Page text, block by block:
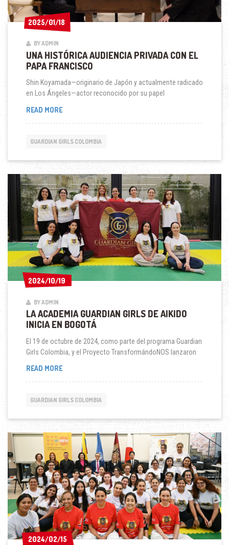
2025/01/18
2025/01/18
BY ADMIN
UNA HISTÓRICA AUDIENCIA PRIVADA CON EL
PAPA FRANCISCO
Shin Koyamada—originario de Japón y actualmente radicado
en Los Ángeles—actor reconocido por su papel
READ MOREUNA
PRIVADA
PAPA
FRANCISCO
GUARDIAN GIRLS COLOMBIA
2024/10/19
2024/10/19
BY ADMIN
LA ACADEMIA GUARDIAN GIRLS DE AIKIDO
INICIA EN BOGOTÁ
El 19 de octubre de 2024, como parte del programa Guardian
Girls Colombia, y el Proyecto TransformándoNOS lanzaron
READ MORELA
GIRLS
EN
BOGOTÁ
GUARDIAN GIRLS COLOMBIA
2024/02/15
2024/02/15